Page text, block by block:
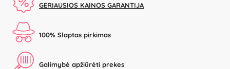
GERIAUSIOS KAINOS GARANTIJA
100% Slaptas pirkimas
Galimybė apžiūrėti prekes